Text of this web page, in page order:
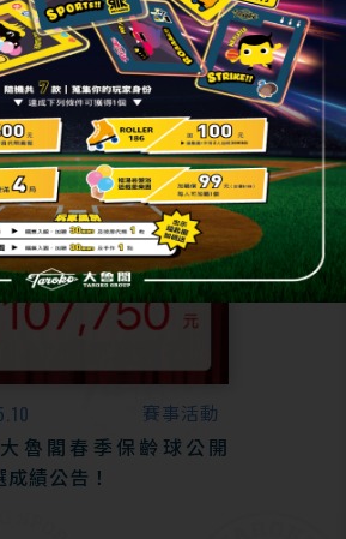
賽事活動
大魯閣春季保齡球公開
績公告！